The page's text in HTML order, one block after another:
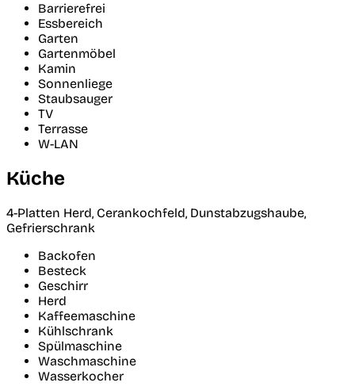
Barrierefrei
Essbereich
Garten
Gartenmöbel
Kamin
Sonnenliege
Staubsauger
TV
Terrasse
W-LAN
Küche
4-Platten Herd, Cerankochfeld, Dunstabzugshaube,
Gefrierschrank
Backofen
Besteck
Geschirr
Herd
Kaffeemaschine
Kühlschrank
Spülmaschine
Waschmaschine
Wasserkocher